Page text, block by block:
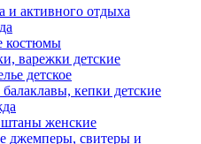
и активного отдыха
костюмы
варежки детские
детское
кепки детские
женские
джемперы, свитеры и